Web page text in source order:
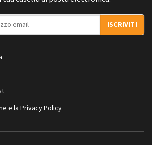
ISCRIVITI
e la Privacy Policy